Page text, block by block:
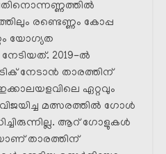
രണ്ടെണ്ണം കോപ്പ
യോഗ്യത
2019-ൽ
നേടാൻ താരത്തിന്
ഏറ്റവും
മത്സരത്തിൽ ഗോൾ
ആറ് ഗോളുകൾ
താരത്തിന്